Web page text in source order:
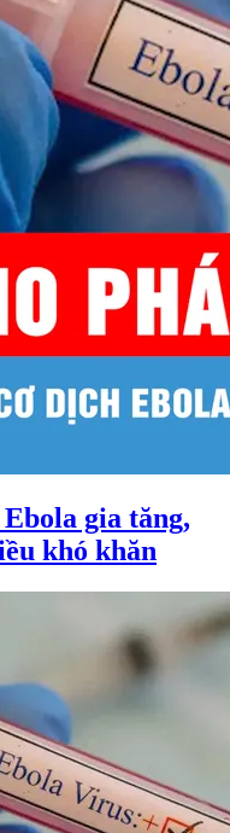
gia tăng,
khó khăn